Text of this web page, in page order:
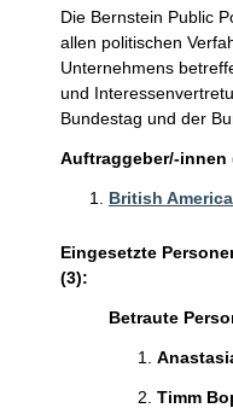
Die Bernstein Public
allen politischen
Unternehmens
und
Bundestag und der
Auftraggeber/-innen
British
Eingesetzte
(3):
Betraute
Timm